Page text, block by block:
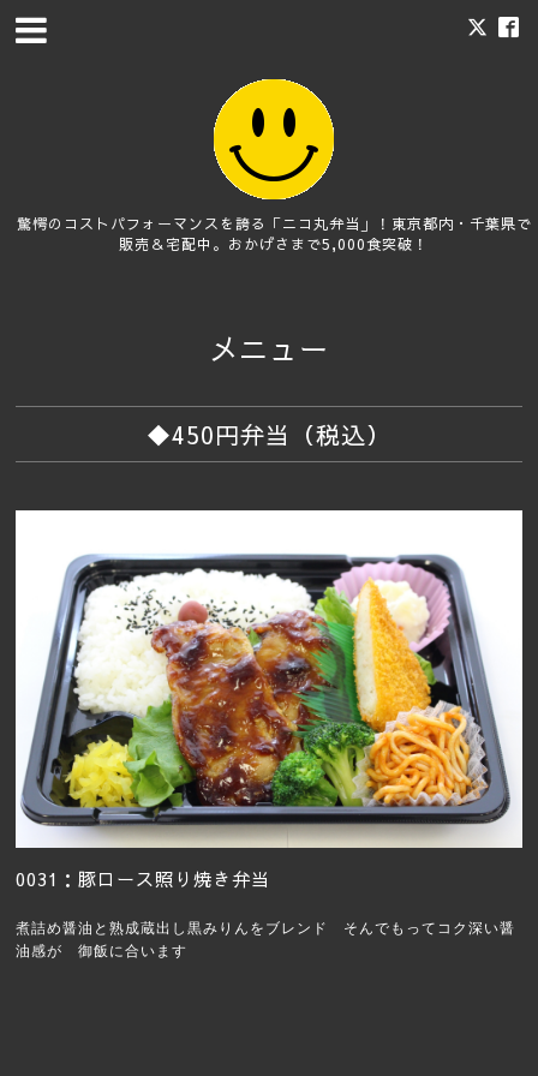
驚愕のコストパフォーマンスを誇る「ニコ丸弁当」！東京都内・千葉県で
販売＆宅配中。おかげさまで5,000食突破！
メニュー
◆450円弁当（税込）
0031：豚ロース照り焼き弁当
煮詰め醤油と熟成蔵出し黒みりんをブレンド そんでもって コク深い醤
油感が 御飯に合います